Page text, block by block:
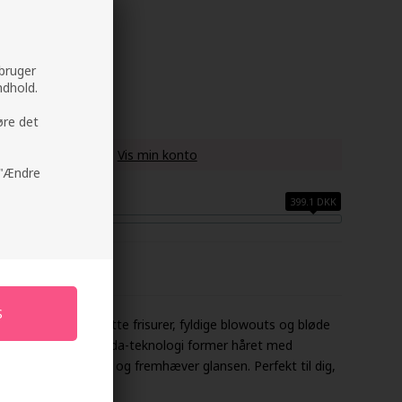
det
Vis min konto
399.1 DKK
Styler skaber glatte frisurer, fyldige blowouts og bløde
avancerede Coanda-teknologi former håret med
reducerer krus og fremhæver glansen. Perfekt til dig,